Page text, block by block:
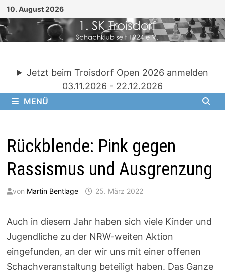
Zum
Inhalt
springen
10. August 2026
Jetzt beim Troisdorf Open 2026 anmelden
03.11.2026 - 22.12.2026
MENÜ
Rückblende: Pink gegen
Rassismus und Ausgrenzung
von Martin Bentlage 25. März 2022
Auch in diesem Jahr haben sich viele Kinder und
Jugendliche zu der NRW-weiten Aktion
eingefunden, an der wir uns mit einer offenen
Schachveranstaltung beteiligt haben. Das Ganze